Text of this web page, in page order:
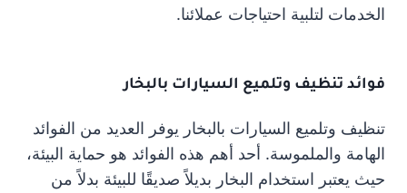
الخدمات لتلبية احتياجات عملائنا.
فوائد تنظيف وتلميع السيارات بالبخار
تنظيف وتلميع السيارات بالبخار يوفر العديد من الفوائد
الهامة والملموسة. أحد أهم هذه الفوائد هو حماية البيئة،
حيث يعتبر استخدام البخار بديلاً صديقًا للبيئة بدلاً من